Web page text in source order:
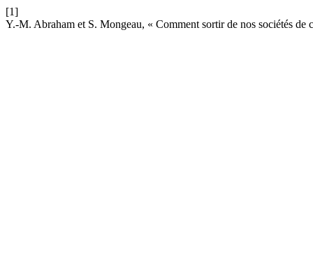
[1]
Y.-M. Abraham et S. Mongeau, « Comment sortir de nos sociétés de